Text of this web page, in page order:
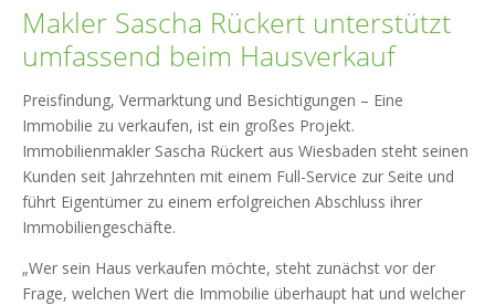
Makler Sascha Rückert unterstützt
umfassend beim Hausverkauf
Preisfindung, Vermarktung und Besichtigungen – Eine
Immobilie zu verkaufen, ist ein großes Projekt.
Immobilienmakler Sascha Rückert aus Wiesbaden steht seinen
Kunden seit Jahrzehnten mit einem Full-Service zur Seite und
führt Eigentümer zu einem erfolgreichen Abschluss ihrer
Immobiliengeschäfte.
„Wer sein Haus verkaufen möchte, steht zunächst vor der
Frage, welchen Wert die Immobilie überhaupt hat und welcher